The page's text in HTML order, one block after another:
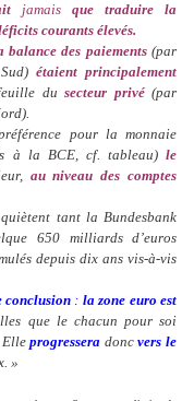
jamaisque traduire la
courants élevés.
des paiements(par
étaient principalement
dusecteur privé(par
pour la monnaie
à la BCE, cf. tableau) le
au niveau des comptes
tant la Bundesbank
650 milliards d’euros
depuis dix ans vis-à-vis
conclusion : la zone euro est
que le chacun pour soi
Elleprogressera doncvers le
»